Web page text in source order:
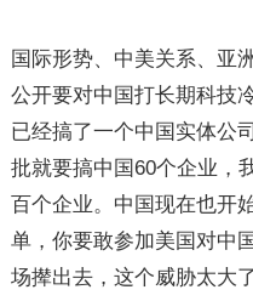
国际形势、中美关系、亚
公开要对中国打长期科技
已经搞了一个中国实体公
批就要搞中国60个企业，
百个企业。中国现在也开
单，你要敢参加美国对中
场撵出去，这个威胁太大